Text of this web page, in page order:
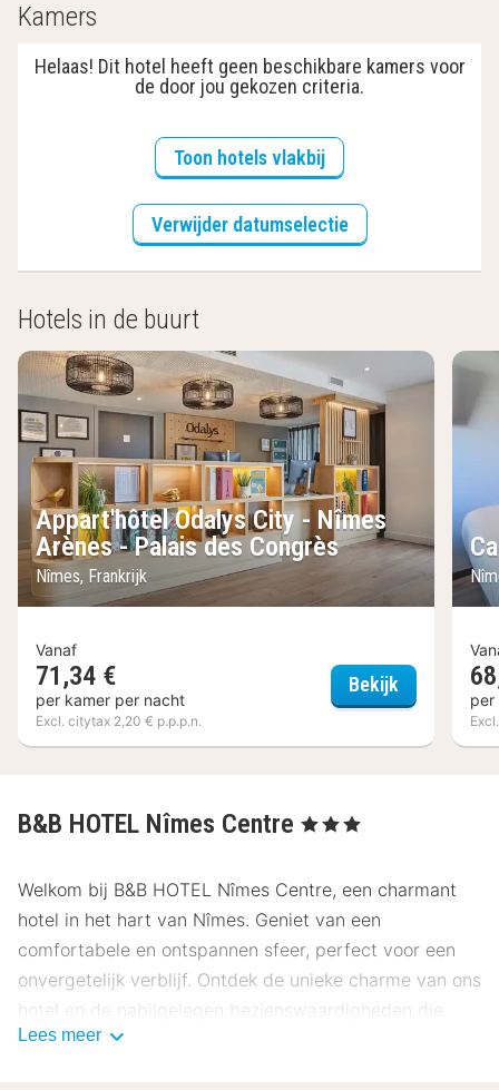
Kamers
Helaas! Dit hotel heeft geen beschikbare kamers voor
de door jou gekozen criteria.
Toon hotels vlakbij
Verwijder datumselectie
Hotels in de buurt
Appart'hôtel Odalys City - Nîmes
Arènes - Palais des Congrès
Nîmes, Frankrijk
Vanaf
71,34 €
per kamer per nacht
Excl. citytax 2,20 € p.p.p.n.
Bekijk
per
B&B HOTEL Nîmes Centre , 3 Sterren
Welkom bij B&B HOTEL Nîmes Centre, een charmant
hotel in het hart van Nîmes. Geniet van een
comfortabele en ontspannen sfeer, perfect voor een
onvergetelijk verblijf. Ontdek de unieke charme van ons
hotel en de nabijgelegen bezienswaardigheden die
deze locatie zo bijzonder maken.
Lees meer